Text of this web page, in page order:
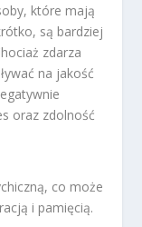
które mają
są bardziej
zdarza
na jakość
oraz zdolność
co może
i pamięcią.